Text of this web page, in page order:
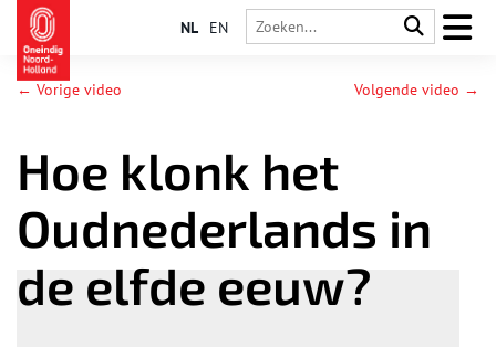
NL EN
← Vorige video Volgende video →
Hoe klonk het
Oudnederlands in
de elfde eeuw?